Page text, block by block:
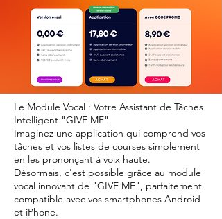
Le Module Vocal : Votre Assistant de Tâches
Intelligent "GIVE ME".
Imaginez une application qui comprend vos
tâches et vos listes de courses simplement
en les prononçant à voix haute.
Désormais, c'est possible grâce au module
vocal innovant de "GIVE ME", parfaitement
compatible avec vos smartphones Android
et iPhone.